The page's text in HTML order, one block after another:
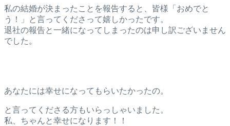
私の結婚が決まったことを報告すると、皆様「おめでと
う！」と言ってくださって嬉しかったです。
退社の報告と一緒になってしまったのは申し訳ございません
でした。
あなたには幸せになってもらいたかったの。
と言ってくださる方もいらっしゃいました。
私、ちゃんと幸せになります！！